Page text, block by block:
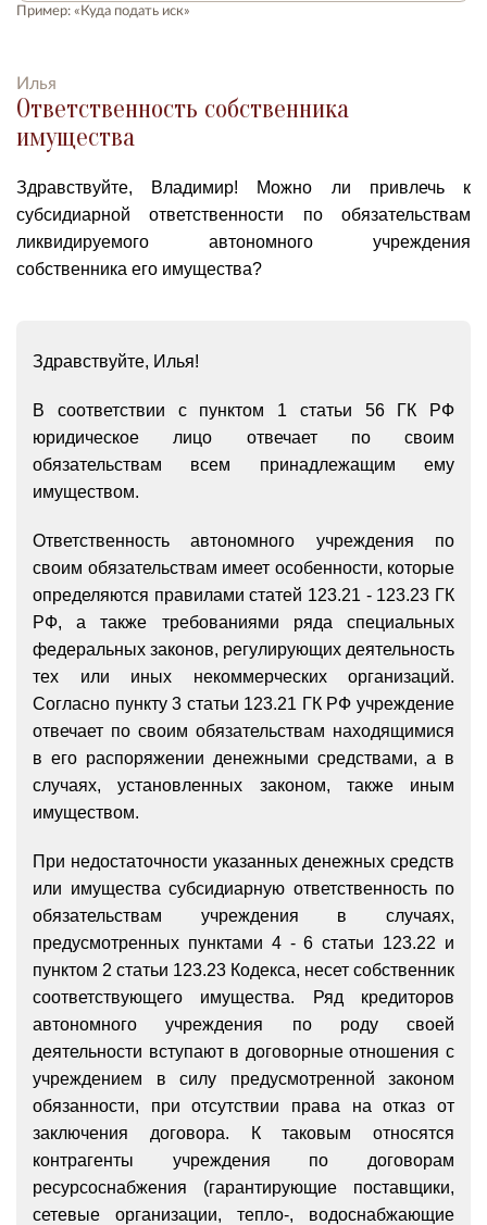
Пример: «Куда подать иск»
Илья
Ответственность собственника
имущества
Здравствуйте, Владимир! Можно ли привлечь к
субсидиарной ответственности по обязательствам
ликвидируемого автономного учреждения
собственника его имущества?
Здравствуйте, Илья!
В соответствии с пунктом 1 статьи 56 ГК РФ
юридическое лицо отвечает по своим
обязательствам всем принадлежащим ему
имуществом.
Ответственность автономного учреждения по
своим обязательствам имеет особенности, которые
определяются правилами статей 123.21 - 123.23 ГК
РФ, а также требованиями ряда специальных
федеральных законов, регулирующих деятельность
тех или иных некоммерческих организаций.
Согласно пункту 3 статьи 123.21 ГК РФ учреждение
отвечает по своим обязательствам находящимися
в его распоряжении денежными средствами, а в
случаях, установленных законом, также иным
имуществом.
При недостаточности указанных денежных средств
или имущества субсидиарную ответственность по
обязательствам учреждения в случаях,
предусмотренных пунктами 4 - 6 статьи 123.22 и
пунктом 2 статьи 123.23 Кодекса, несет собственник
соответствующего имущества. Ряд кредиторов
автономного учреждения по роду своей
деятельности вступают в договорные отношения с
учреждением в силу предусмотренной законом
обязанности, при отсутствии права на отказ от
заключения договора. К таковым относятся
контрагенты учреждения по договорам
ресурсоснабжения (гарантирующие поставщики,
сетевые организации, тепло-, водоснабжающие